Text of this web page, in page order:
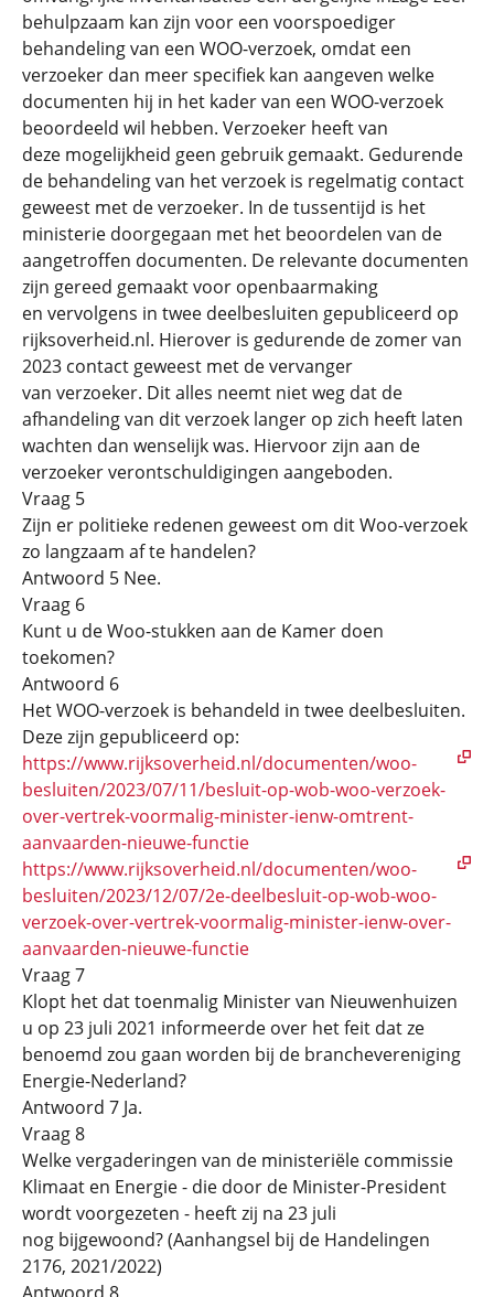
behulpzaam kan zijn voor een voorspoediger
behandeling van een WOO-verzoek, omdat een
verzoeker dan meer specifiek kan aangeven welke
documenten hij in het kader van een WOO-verzoek
beoordeeld wil hebben. Verzoeker heeft van
deze mogelijkheid geen gebruik gemaakt. Gedurende
de behandeling van het verzoek is regelmatig contact
geweest met de verzoeker. In de tussentijd is het
ministerie doorgegaan met het beoordelen van de
aangetroffen documenten. De relevante documenten
zijn gereed gemaakt voor openbaarmaking
en vervolgens in twee deelbesluiten gepubliceerd op
rijksoverheid.nl. Hierover is gedurende de zomer van
2023 contact geweest met de vervanger
van verzoeker. Dit alles neemt niet weg dat de
afhandeling van dit verzoek langer op zich heeft laten
wachten dan wenselijk was. Hiervoor zijn aan de
verzoeker verontschuldigingen aangeboden.
Vraag 5
Zijn er politieke redenen geweest om dit Woo-verzoek
zo langzaam af te handelen?
Antwoord 5 Nee.
Vraag 6
Kunt u de Woo-stukken aan de Kamer doen
toekomen?
Antwoord 6
Het WOO-verzoek is behandeld in twee deelbesluiten.
Deze zijn gepubliceerd op:
https://www.rijksoverheid.nl/documenten/woo-
besluiten/2023/07/11/besluit-op-wob-woo-verzoek-
over-vertrek-voormalig-minister-ienw-omtrent-
aanvaarden-nieuwe-functie
https://www.rijksoverheid.nl/documenten/woo-
besluiten/2023/12/07/2e-deelbesluit-op-wob-woo-
verzoek-over-vertrek-voormalig-minister-ienw-over-
aanvaarden-nieuwe-functie
Vraag 7
Klopt het dat toenmalig Minister van Nieuwenhuizen
u op 23 juli 2021 informeerde over het feit dat ze
benoemd zou gaan worden bij de branchevereniging
Energie-Nederland?
Antwoord 7 Ja.
Vraag 8
Welke vergaderingen van de ministeriële commissie
Klimaat en Energie - die door de Minister-President
wordt voorgezeten - heeft zij na 23 juli
nog bijgewoond? (Aanhangsel bij de Handelingen
2176, 2021/2022)